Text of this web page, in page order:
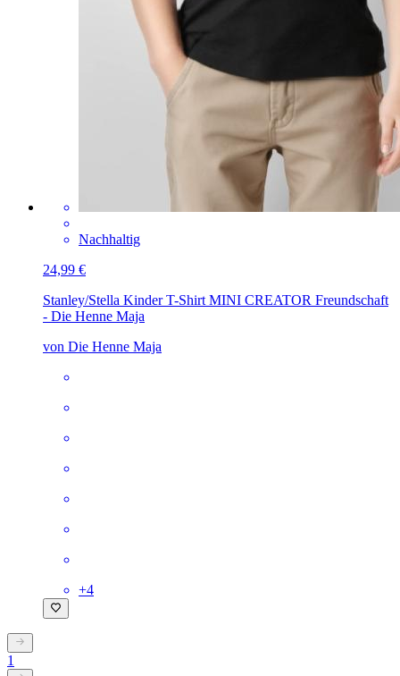
Nachhaltig
24,99 €
Stanley/Stella Kinder T-Shirt MINI CREATOR Freundschaft
- Die Henne Maja
von Die Henne Maja
+4
1